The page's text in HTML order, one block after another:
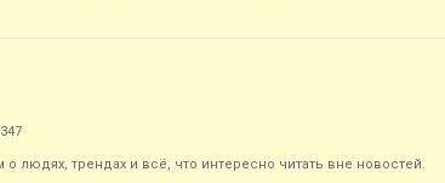
людях, трендах и всё, что интересно читать вне новостей.